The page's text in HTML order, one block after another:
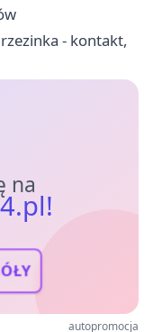
- kontakt,
na
autopromocja